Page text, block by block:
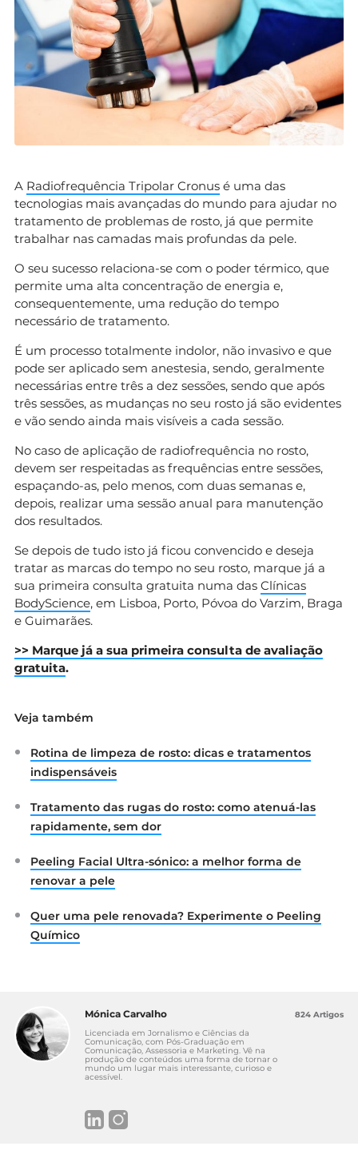
A Radiofrequência Tripolar Cronus é uma das
tecnologias mais avançadas do mundo para ajudar no
tratamento de problemas de rosto, já que permite
trabalhar nas camadas mais profundas da pele.
O seu sucesso relaciona-se com o poder térmico, que
permite uma alta concentração de energia e,
consequentemente, uma redução do tempo
necessário de tratamento.
É um processo totalmente indolor, não invasivo e que
pode ser aplicado sem anestesia, sendo, geralmente
necessárias entre três a dez sessões, sendo que após
três sessões, as mudanças no seu rosto já são evidentes
e vão sendo ainda mais visíveis a cada sessão.
No caso de aplicação de radiofrequência no rosto,
devem ser respeitadas as frequências entre sessões,
espaçando-as, pelo menos, com duas semanas e,
depois, realizar uma sessão anual para manutenção
dos resultados.
Se depois de tudo isto já ficou convencido e deseja
tratar as marcas do tempo no seu rosto, marque já a
sua primeira consulta gratuita numa das Clínicas
BodyScience, em Lisboa, Porto, Póvoa do Varzim, Braga
e Guimarães.
>> Marque já a sua primeira consulta de avaliação
gratuita.
Veja também
Rotina de limpeza de rosto: dicas e tratamentos
indispensáveis
Tratamento das rugas do rosto: como atenuá-las
rapidamente, sem dor
Peeling Facial Ultra-sónico: a melhor forma de
renovar a pele
Quer uma pele renovada? Experimente o Peeling
Químico
Mónica Carvalho
Licenciada em Jornalismo e Ciências da
Comunicação, com Pós-Graduação em
Comunicação, Assessoria e Marketing. Vê na
produção de conteúdos uma forma de tornar o
mundo um lugar mais interessante, curioso e
acessível.
824 Artigos